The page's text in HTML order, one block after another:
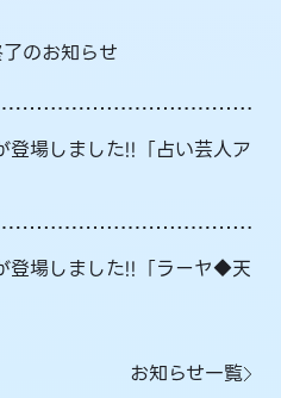
のお知らせ
場しました!!「占い芸人ア
登場しました!!「ラーヤ◆天
お知らせ一覧